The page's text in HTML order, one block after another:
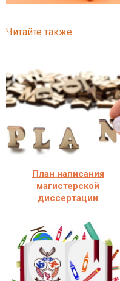
Читайте также
План написания
магистерской
диссертации